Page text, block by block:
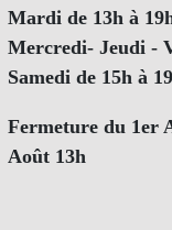
Mardi de 13h à
Mercredi- Jeudi -
Samedi de 15h à
Fermeture du 1er
Août 13h